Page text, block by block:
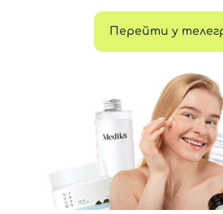
Перейти у
Відправляючи форму для
Далі
Увійти за